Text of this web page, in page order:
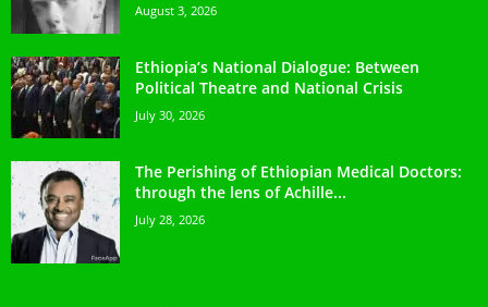
August 3, 2026
Ethiopia’s National Dialogue: Between
Political Theatre and National Crisis
July 30, 2026
The Perishing of Ethiopian Medical Doctors:
through the lens of Achille...
July 28, 2026